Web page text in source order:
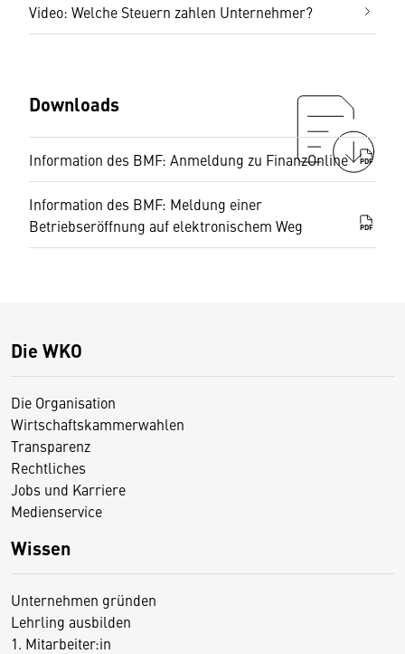
Video: Welche Steuern zahlen Unternehmer?
Downloads
Information des BMF: Anmeldung zu FinanzOnline PDF
Information des BMF: Meldung einer
Betriebseröffnung auf elektronischem Weg
PDF
Die WKO
Die Organisation
Wirtschaftskammerwahlen
Transparenz
Rechtliches
Jobs und Karriere
Medienservice
Wissen
Unternehmen gründen
Lehrling ausbilden
1. Mitarbeiter:in